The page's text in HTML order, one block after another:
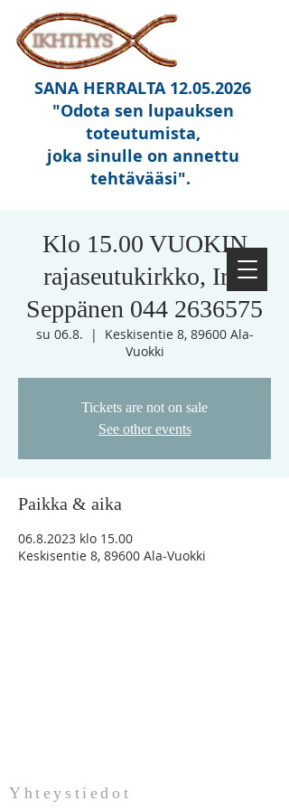
SANA HERRALTA 12.05.2026
"Odota sen lupauksen
toteutumista,
joka sinulle on annettu
tehtävääsi".
Klo 15.00 VUOKIN
rajaseutukirkko, Irja
Seppänen 044 2636575
su 06.8.
  |
Keskisentie 8, 89600 Ala-
Vuokki
Tickets are not on sale
See other events
Paikka & aika
06.8.2023 klo 15.00
Keskisentie 8, 89600 Ala-Vuokki
Yhteystiedot